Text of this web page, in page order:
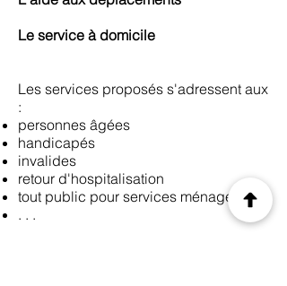
Le service à domicile
Les services proposés s'adressent aux
:
personnes âgées
handicapés
invalides
retour d'hospitalisation
tout public pour services ménagers
. . .